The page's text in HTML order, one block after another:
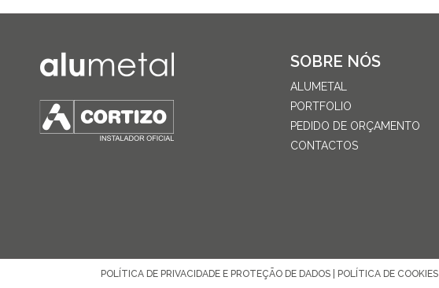
SOBRE NÓS
ALUMETAL
PORTFOLIO
PEDIDO DE ORÇAMENTO
CONTACTOS
POLÍTICA DE PRIVACIDADE E PROTEÇÃO DE DADOS POLÍTICA DE COOKIES